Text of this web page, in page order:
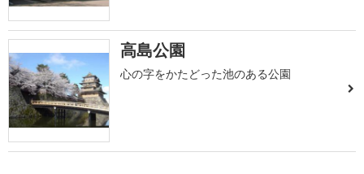
高島公園
心の字をかたどった池のある公園